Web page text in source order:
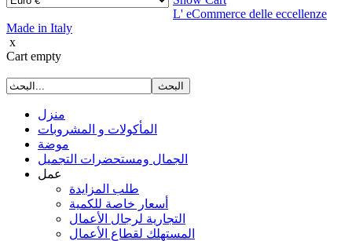
L' eCommerce delle eccellenze
Made in Italy
x
Cart empty
منزل
المأكولات و المشروبات
موضة
الجمال ومستحضرات التجميل
عمل
طلب المزايدة
أسعار خاصة للكمية
التجارية لرجال الأعمال
المستهلك لقطاع الأعمال